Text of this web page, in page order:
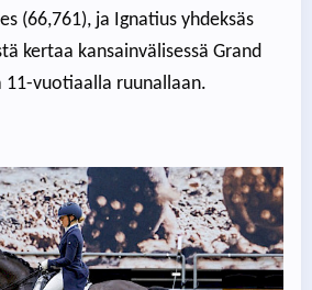
(66,761), ja Ignatius yhdeksäs
kertaa kansainvälisessä Grand
11-vuotiaalla ruunallaan.